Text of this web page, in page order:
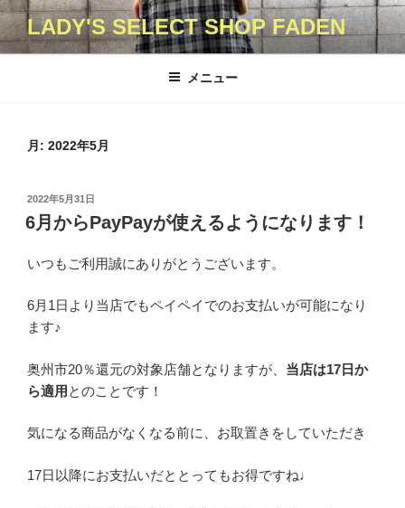
コ
ン
テ
LADY'S SELECT SHOP FADEN
メニュー
月: 2022年5月
投
稿
日:
2022年5月31日
6月からPayPayが使えるようになります！
いつもご利用誠にありがとうございます。
6月1日より当店でもペイペイでのお支払いが可能になり
ます♪
奥州市20％還元の対象店舗となりますが、 当店は17日か
ら適用 とのことです！
気になる商品がなくなる前に、お取置きをしていただき
17日以降にお支払いだととってもお得ですね♩